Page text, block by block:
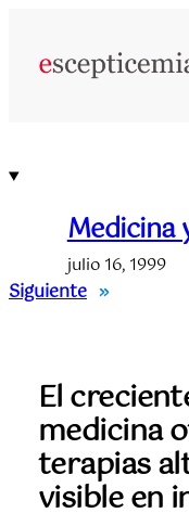
contenido
Medicina
julio 16, 1999
Siguiente »
El
medicina
terapias
visible en